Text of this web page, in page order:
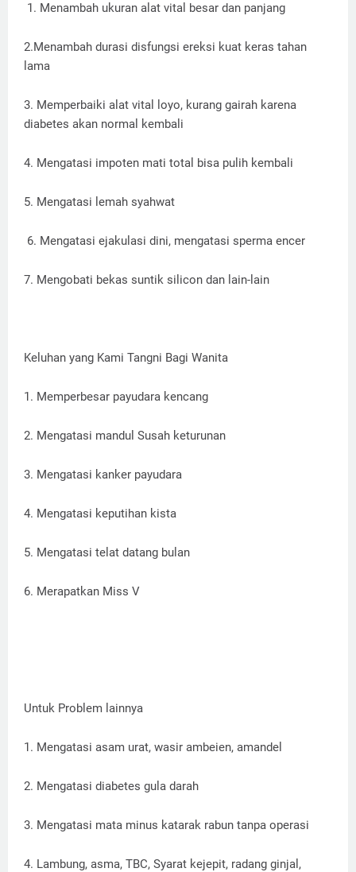
1. Menambah ukuran alat vital besar dan panjang
2.Menambah durasi disfungsi ereksi kuat keras tahan
lama
3. Memperbaiki alat vital loyo, kurang gairah karena
diabetes akan normal kembali
4. Mengatasi impoten mati total bisa pulih kembali
5. Mengatasi lemah syahwat
6. Mengatasi ejakulasi dini, mengatasi sperma encer
7. Mengobati bekas suntik silicon dan lain-lain
Keluhan yang Kami Tangni Bagi Wanita
1. Memperbesar payudara kencang
2. Mengatasi mandul Susah keturunan
3. Mengatasi kanker payudara
4. Mengatasi keputihan kista
5. Mengatasi telat datang bulan
6. Merapatkan Miss V
Untuk Problem lainnya
1. Mengatasi asam urat, wasir ambeien, amandel
2. Mengatasi diabetes gula darah
3. Mengatasi mata minus katarak rabun tanpa operasi
4. Lambung, asma, TBC, Syarat kejepit, radang ginjal,